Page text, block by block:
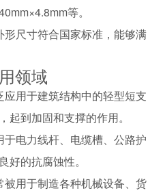
等。
尺寸符合国家标准，能够满
领域
用于建筑结构中的轻型短支
起到加固和支撑的作用。
电力线杆、电缆槽、公路护
好的抗腐蚀性。
用于制造各种机械设备、货